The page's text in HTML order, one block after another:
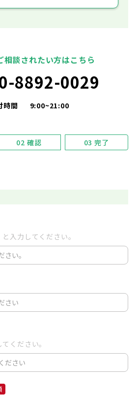
相談されたい方はこちら
8892-0029
時間 9:00~21:00
02 確認 03 完了
入力してください。
ください。